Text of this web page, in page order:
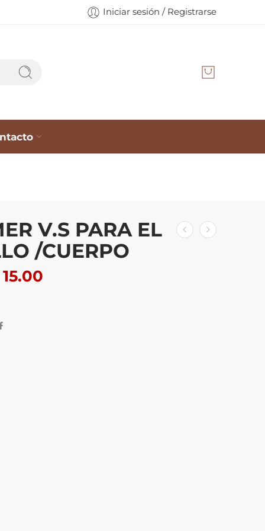
Iniciar sesión / Registrarse
V.S PARA EL
/CUERPO